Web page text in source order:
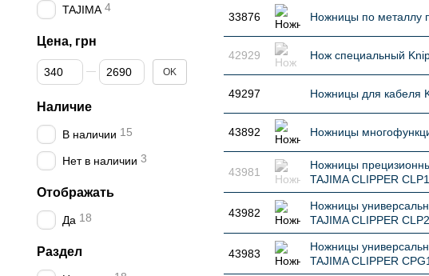
33876 Ножницы по металлу
42929 Нож специальный
49297 Ножницы для кабеля
43892 Ножницы
43981
Ножницы
TAJIMA CLIPPER
43982
Ножницы
TAJIMA CLIPPER
43983
Ножницы
TAJIMA CLIPPER
TAJIMA 4
Цена, грн
От Цена, грн
До Цена, грн OK
Наличие
В наличии 15
Нет в наличии 3
Отображать
Да 18
Раздел